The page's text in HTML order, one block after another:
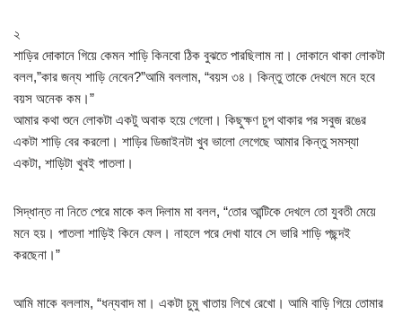
২
শাড়ির দোকানে গিয়ে কেমন শাড়ি কিনবো ঠিক বুঝতে পারছিলাম না। দোকানে থাকা লোকটা
বলল,”কার জন্য শাড়ি নেবেন?”আমি বললাম, “বয়স ৩৪। কিন্তু তাকে দেখলে মনে হবে
বয়স অনেক কম।”
আমার কথা শুনে লোকটা একটু অবাক হয়ে গেলো। কিছুক্ষণ চুপ থাকার পর সবুজ রঙের
একটা শাড়ি বের করলো। শাড়ির ডিজাইনটা খুব ভালো লেগেছে আমার কিন্তু সমস্যা
একটা, শাড়িটা খুবই পাতলা।
সিদ্ধান্ত না নিতে পেরে মাকে কল দিলাম মা বলল, “তোর আন্টিকে দেখলে তো যুবতী মেয়ে
মনে হয়। পাতলা শাড়িই কিনে ফেল। নাহলে পরে দেখা যাবে সে ভারি শাড়ি পছন্দই
করছেনা।”
আমি মাকে বললাম, “ধন্যবাদ মা। একটা চুমু খাতায় লিখে রেখো। আমি বাড়ি গিয়ে তোমার